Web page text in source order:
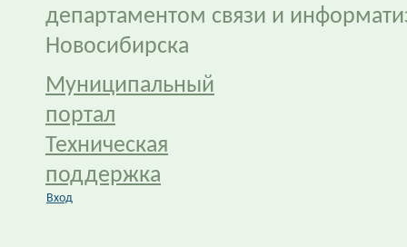
департаментом связи и
Новосибирска
Муниципальный
портал
Техническая
поддержка
Вход